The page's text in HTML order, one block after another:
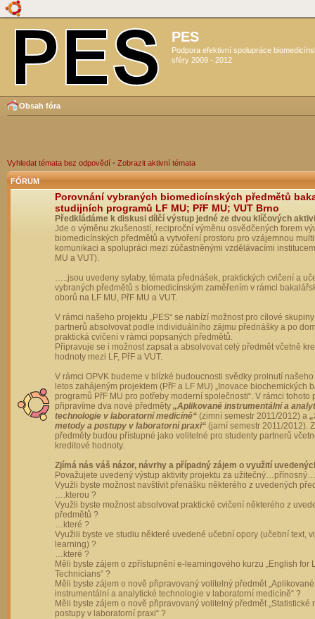
PES
Podpora efektivní spolupráce
sféry 2009 - 2012
Obsah fóra
Vyhledat témata bez odpovědí • Zobrazit aktivní témata
FÓRUM
Porovnání vybraných biomedicínských předmětů
studijních programů LF MU; PřF MU; VUT Brno
Předkládáme k diskusi dílčí výstup jedné ze dvou klíčových
Jde o výměnu zkušeností, reciproční výměnu osvědčených forem
biomedicínských předmětů a vytvoření prostoru pro vzájemnou
komunikaci a spolupráci mezi zúčastněnými vzdělávacími
MU a VUT).
…..jsou uvedeny sylaby, témata přednášek, praktických cvičení a
vybraných předmětů s biomedicínským zaměřením v rámci
oborů na LF MU, PřF MU a VUT.
V rámci našeho projektu „PES“ se nabízí možnost pro cílové
partnerů absolvovat podle individuálního zájmu přednášky a po
praktická cvičení v rámci popsaných předmětů.
Připravuje se i možnost zapsat a absolvovat celý předmět včetně
hodnoty mezi LF, PřF a VUT.
V rámci OPVK budeme v blízké budoucnosti svědky prolnutí
letos zahájeným projektem (PřF a LF MU) „Inovace biochemických
programů PřF MU pro potřeby moderní společnosti“. V rámci tohoto
připravíme dva nové předměty „Aplikované instrumentální a
technologie v laboratorní medicíně“ (zimní semestr 2011/2012) a
metody a postupy v laboratorní praxi“ (jarní semestr 2011/2012).
předměty budou přístupné jako volitelné pro studenty partnerů
kreditové hodnoty.
Zjímá nás váš názor, návrhy a případný zájem o využití
Považujete uvedený výstup aktivity projektu za
Využli byste možnost navštívit přenášku některého z uvedených
….kterou ?
Využli byste možnost absolvovat praktické cvičení některého z
předmětů ?
…které ?
Využili byste ve studiu některé uvedené učební opory (učební text,
learning) ?
…které ?
Měli byste zájem o zpřístupnění e-learningového kurzu „English for
Technicians“ ?
Měli byste zájem o nově připravovaný volitelný předmět „Aplikované
instrumentální a analytické technologie v laboratorní medicíně“ ?
Měli byste zájem o nově připravovaný volitelný předmět „Statistické
postupy v laboratorní praxi“ ?